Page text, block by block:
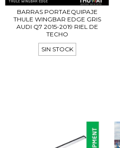
BARRAS PORTAEQUIPAJE
THULE WINGBAR EDGE GRIS
AUDI Q7 2015-2019 RIEL DE
TECHO
SIN STOCK